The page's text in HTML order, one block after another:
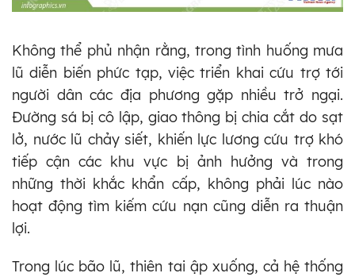
Không thể phủ nhận rằng, trong tình huống mưa
lũ diễn biến phức tạp, việc triển khai cứu trợ tới
người dân các địa phương gặp nhiều trở ngại.
Đường sá bị cô lập, giao thông bị chia cắt do sạt
lở, nước lũ chảy siết, khiến lực lương cứu trợ khó
tiếp cận các khu vực bị ảnh hưởng và trong
những thời khắc khẩn cấp, không phải lúc nào
hoạt động tìm kiếm cứu nạn cũng diễn ra thuận
lợi.
Trong lúc bão lũ, thiên tai ập xuống, cả hệ thống